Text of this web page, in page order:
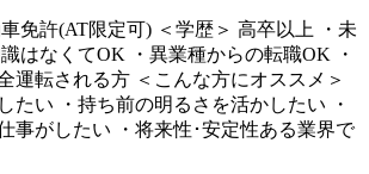
免許(AT限定可) ＜学歴＞ 高卒以上 ・未
はなくてOK ・異業種からの転職OK ・
運転される方 ＜こんな方にオススメ＞
たい ・持ち前の明るさを活かしたい ・
事がしたい ・将来性･安定性ある業界で